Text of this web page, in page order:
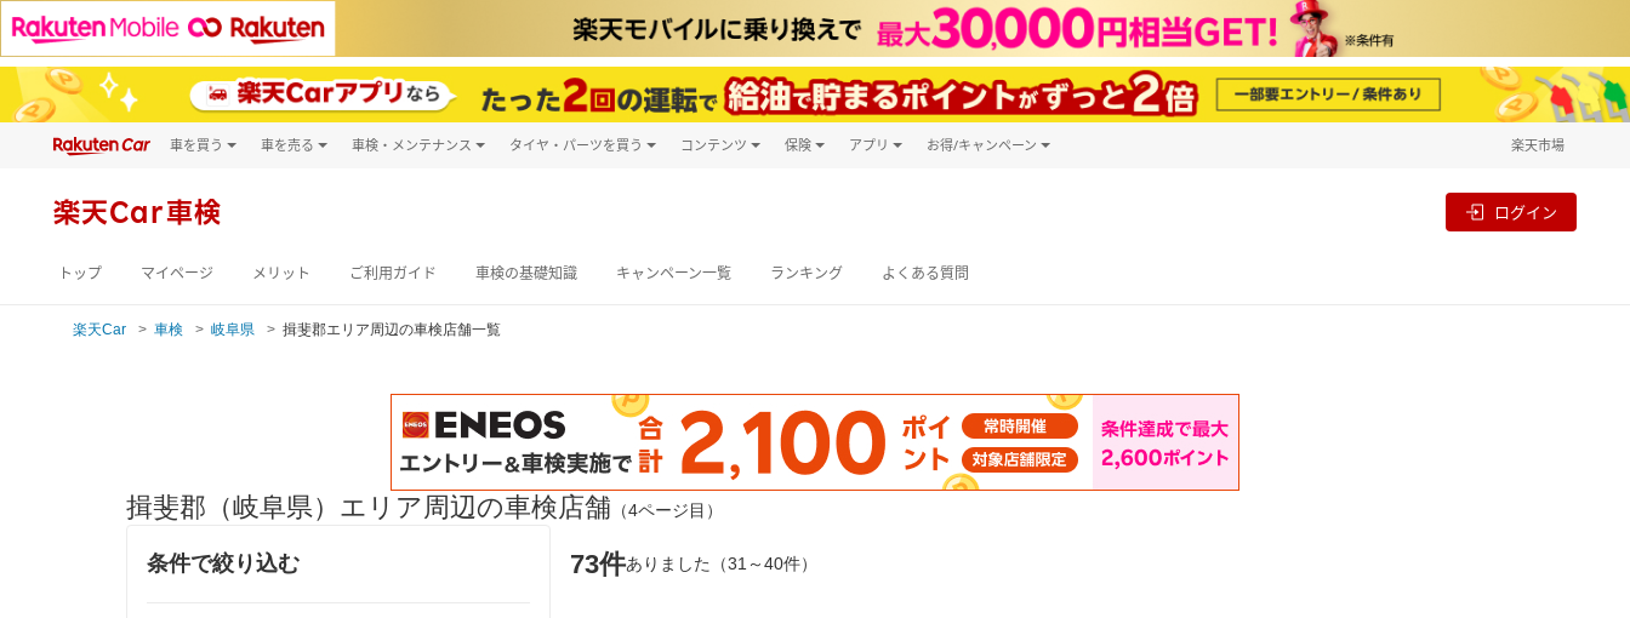
車を買う
新車
車を売る 車検・メンテナンス タイヤ・パーツを買う コンテンツ 保険 アプリ お得/キャンペーン 楽天市場
楽天Car車検 ログイン
トップ マイページ メリット ご利用ガイド 車検の基礎知識 キャンペーン一覧 ランキング よくある質問
楽天Car 車検 岐阜県 揖斐郡エリア周辺の車検店舗一覧
揖斐郡（岐阜県）エリア周辺の車検店舗 （4ページ目）
条件で絞り込む 73件ありました（31～40件）